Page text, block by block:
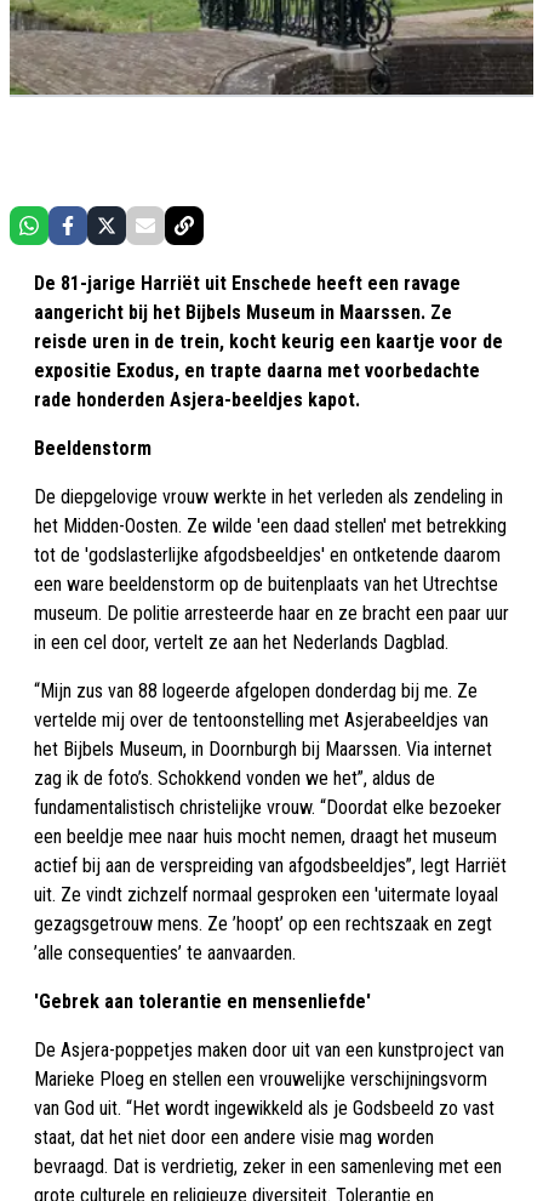
De 81-jarige Harriët uit Enschede heeft een ravage
aangericht bij het Bijbels Museum in Maarssen. Ze
reisde uren in de trein, kocht keurig een kaartje voor de
expositie Exodus, en trapte daarna met voorbedachte
rade honderden Asjera-beeldjes kapot.
Beeldenstorm
De diepgelovige vrouw werkte in het verleden als zendeling in
het Midden-Oosten. Ze wilde 'een daad stellen' met betrekking
tot de 'godslasterlijke afgodsbeeldjes' en ontketende daarom
een ware beeldenstorm op de buitenplaats van het Utrechtse
museum. De politie arresteerde haar en ze bracht een paar uur
in een cel door, vertelt ze aan het Nederlands Dagblad.
“Mijn zus van 88 logeerde afgelopen donderdag bij me. Ze
vertelde mij over de tentoonstelling met Asjerabeeldjes van
het Bijbels Museum, in Doornburgh bij Maarssen. Via internet
zag ik de foto’s. Schokkend vonden we het”, aldus de
fundamentalistisch christelijke vrouw. “Doordat elke bezoeker
een beeldje mee naar huis mocht nemen, draagt het museum
actief bij aan de verspreiding van afgodsbeeldjes”, legt Harriët
uit. Ze vindt zichzelf normaal gesproken een 'uitermate loyaal
gezagsgetrouw mens. Ze ’hoopt’ op een rechtszaak en zegt
’alle consequenties’ te aanvaarden.
'Gebrek aan tolerantie en mensenliefde'
De Asjera-poppetjes maken door uit van een kunstproject van
Marieke Ploeg en stellen een vrouwelijke verschijningsvorm
van God uit. “Het wordt ingewikkeld als je Godsbeeld zo vast
staat, dat het niet door een andere visie mag worden
bevraagd. Dat is verdrietig, zeker in een samenleving met een
grote culturele en religieuze diversiteit. Tolerantie en